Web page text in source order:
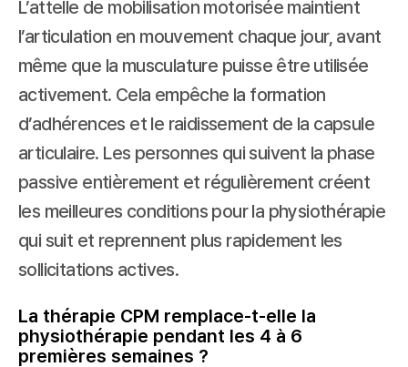
L’attelle de mobilisation motorisée maintient
l’articulation en mouvement chaque jour, avant
même que la musculature puisse être utilisée
activement. Cela empêche la formation
d’adhérences et le raidissement de la capsule
articulaire. Les personnes qui suivent la phase
passive entièrement et régulièrement créent
les meilleures conditions pour la physiothérapie
qui suit et reprennent plus rapidement les
sollicitations actives.
La thérapie CPM remplace-t-elle la
physiothérapie pendant les 4 à 6
premières semaines ?